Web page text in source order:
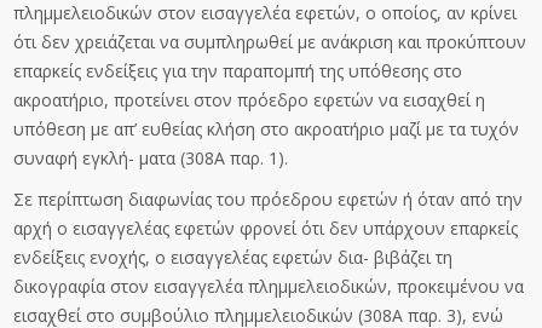
πλημμελειοδικών στον εισαγγελέα εφετών, ο οποίος, αν κρίνει
ότι δεν χρειάζεται να συμπληρωθεί με ανάκριση και προκύπτουν
επαρκείς ενδείξεις για την παραπομπή της υπόθεσης στο
ακροατήριο, προτείνει στον πρόεδρο εφετών να εισαχθεί η
υπόθεση με απ’ ευθείας κλήση στο ακροατήριο μαζί με τα τυχόν
συναφή εγκλή- ματα (308Α παρ. 1).
Σε περίπτωση διαφωνίας του πρόεδρου εφετών ή όταν από την
αρχή ο εισαγγελέας εφετών φρονεί ότι δεν υπάρχουν επαρκείς
ενδείξεις ενοχής, ο εισαγγελέας εφετών δια- βιβάζει τη
δικογραφία στον εισαγγελέα πλημμελειοδικών, προκειμένου να
εισαχθεί στο συμβούλιο πλημμελειοδικών (308Α παρ. 3), ενώ